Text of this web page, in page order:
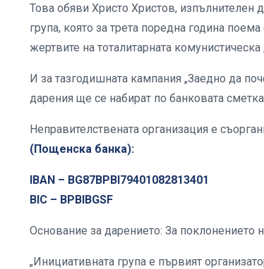
Това обяви Христо Христов, изпълнителен
група, която за трета поредна година
жертвите на тоталитарната
И за тазгодишната кампания „Заедно да
дарения ще се набират по банковата
Неправителствената организация е
(Пощенска банка):
IBAN – BG87BPBI79401082813401
BIC – BPBIBGSF
Основание за дарението: За поклонението
„Инициативната група е първият